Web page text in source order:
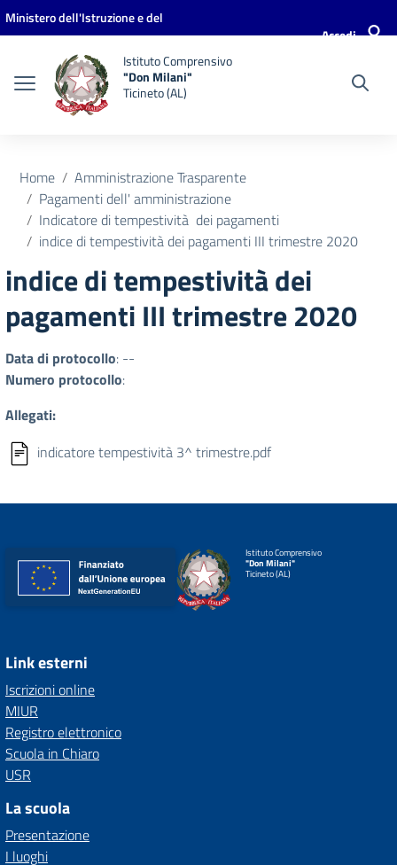
Vai ai contenuti
Vai al menu di navigazione
Vai al footer
Ministero dell'Istruzione e del
Accedi
Istituto Comprensivo
"Don Milani"
Ticineto (AL)
Home
Amministrazione Trasparente
Pagamenti dell' amministrazione
Indicatore di tempestività dei pagamenti
indice di tempestività dei pagamenti III trimestre 2020
indice di tempestività dei
pagamenti III trimestre 2020
Data di protocollo: --
Numero protocollo:
Allegati:
indicatore tempestività 3^ trimestre.pdf
Istituto Comprensivo
"Don Milani"
Ticineto (AL)
Link esterni
Iscrizioni online
MIUR
Registro elettronico
Scuola in Chiaro
USR
La scuola
Presentazione
I luoghi